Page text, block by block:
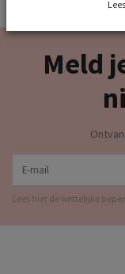
Meld
Lees hier de wettelijke